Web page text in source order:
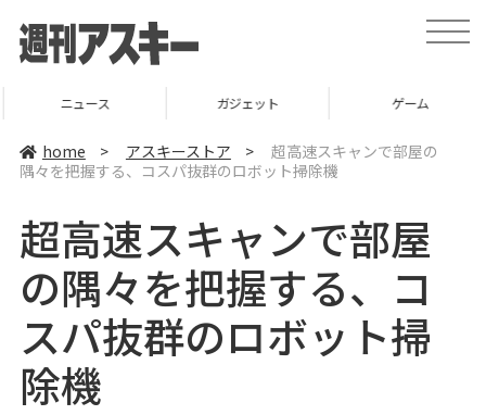
t
o
ニュース ガジェット ゲーム
home > アスキーストア >
超高速スキャンで部屋の
隅々を把握する、コスパ抜群のロボット掃除機
超高速スキャンで部屋
の隅々を把握する、コ
スパ抜群のロボット掃
除機